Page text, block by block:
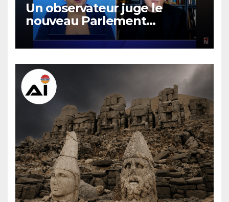
Un observateur juge le
nouveau Parlement
arménien pas plus efficace
que le précédent